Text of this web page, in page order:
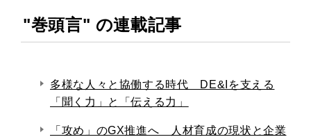
"巻頭言" の連載記事
多様な人々と協働する時代 DE&Iを支える
「聞く力」と「伝える力」
「攻め」のGX推進へ 人材育成の現状と企業